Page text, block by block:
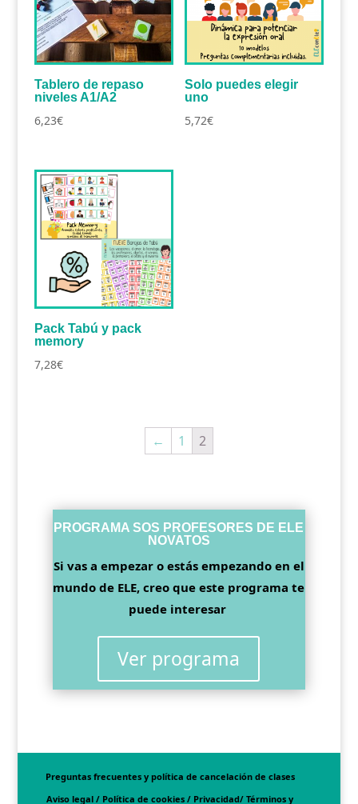
Tablero de repaso
niveles A1/A2
6,23€
Solo puedes elegir
uno
5,72€
Pack Tabú y pack
memory
7,28€
← 1 2
PROGRAMA SOS PROFESORES DE ELE
NOVATOS
Si vas a empezar o estás empezando en el
mundo de ELE, creo que este programa te
puede interesar
Ver programa
Preguntas frecuentes y política de cancelación de clases
Aviso legal / Política de cookies / Privacidad/ Términos y